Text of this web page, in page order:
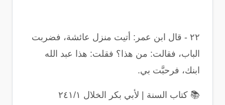
٢٢ - قال ابن عمر: أتيت منزل عائشة، فضربت
الباب، فقالت: من هذا؟ فقلت: هذا عبد الله
ابنك، فرحبَّت بي.
📚 كتاب السنة | لأبي بكر الخلال ٢٤١/١